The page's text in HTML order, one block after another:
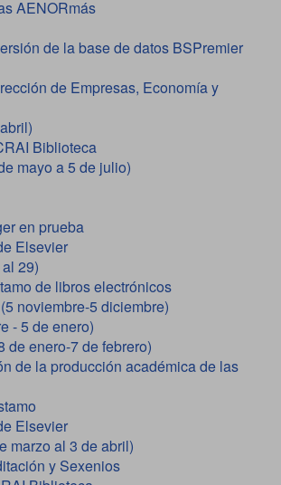
AENORmás
de la base de datos BSPremier
de Empresas, Economía y
Biblioteca
mayo a 5 de julio)
en prueba
Elsevier
29)
de libros electrónicos
noviembre-5 diciembre)
- 5 de enero)
de enero-7 de febrero)
de la producción académica de las
Elsevier
marzo al 3 de abril)
y Sexenios